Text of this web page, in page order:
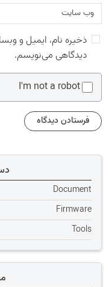
ذخیره نام، ایمیل و
دیدگاهی می‌نویسم.
I'm not a robot
Document
Firmware
Tools